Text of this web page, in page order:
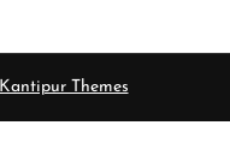
Kantipur Themes